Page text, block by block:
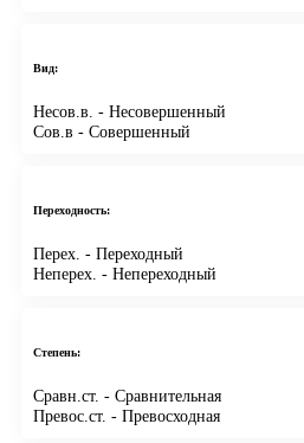
Вид:
Несов.в. - Несовершенный
Сов.в - Совершенный
Переходность:
Перех. - Переходный
Неперех. - Непереходный
Степень:
Сравн.ст. - Сравнительная
Превос.ст. - Превосходная